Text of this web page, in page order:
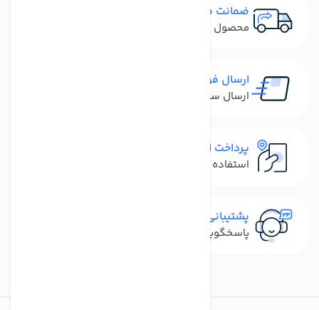
ضمانت مرجوعی
محصول نباید آسیب دیده باشد
ارسال فوری
ارسال سفارش در کمترین زمان ممکن
پرداخت امن
استفاده از روش‌های پرداخت امن
پشتیبانی سریع
پاسخگویی سریع به تماس‌ها و پیام‌ها